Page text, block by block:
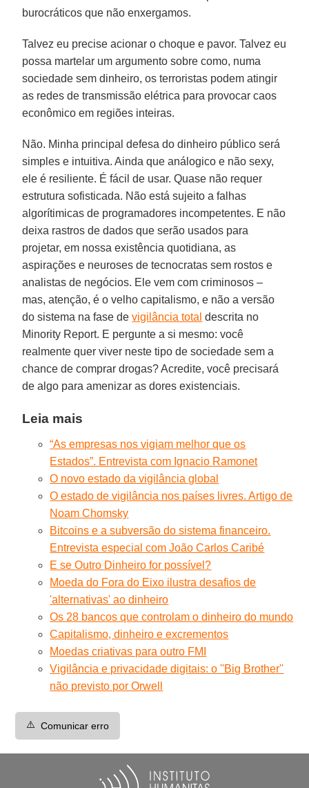
burocráticos que não enxergamos.
Talvez eu precise acionar o choque e pavor. Talvez eu
possa martelar um argumento sobre como, numa
sociedade sem dinheiro, os terroristas podem atingir
as redes de transmissão elétrica para provocar caos
econômico em regiões inteiras.
Não. Minha principal defesa do dinheiro público será
simples e intuitiva. Ainda que análogico e não sexy,
ele é resiliente. É fácil de usar. Quase não requer
estrutura sofisticada. Não está sujeito a falhas
algorítimicas de programadores incompetentes. E não
deixa rastros de dados que serão usados para
projetar, em nossa existência quotidiana, as
aspirações e neuroses de tecnocratas sem rostos e
analistas de negócios. Ele vem com criminosos –
mas, atenção, é o velho capitalismo, e não a versão
do sistema na fase devigilância total descrita no
Minority Report. E pergunte a si mesmo: você
realmente quer viver neste tipo de sociedade sem a
chance de comprar drogas? Acredite, você precisará
de algo para amenizar as dores existenciais.
Leia mais
“As empresas nos vigiam melhor que os
Estados”. Entrevista com Ignacio Ramonet
O novo estado da vigilância global
O estado de vigilância nos países livres. Artigo de
Noam Chomsky
Bitcoins e a subversão do sistema financeiro.
Entrevista especial com João Carlos Caribé
E se Outro Dinheiro for possível?
Moeda do Fora do Eixo ilustra desafios de
'alternativas' ao dinheiro
Os 28 bancos que controlam o dinheiro do mundo
Capitalismo, dinheiro e excrementos
Moedas criativas para outro FMI
Vigilância e privacidade digitais: o ''Big Brother''
não previsto por Orwell
⚠️ Comunicar erro